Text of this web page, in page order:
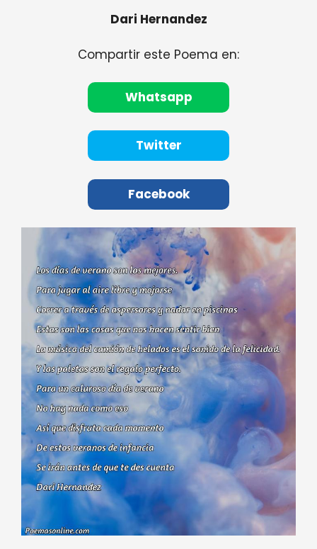
Dari Hernandez
Compartir este Poema en:
Whatsapp
Twitter
Facebook